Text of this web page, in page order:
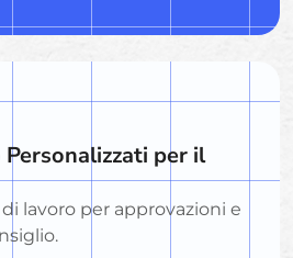
per il
lavoro per approvazioni e